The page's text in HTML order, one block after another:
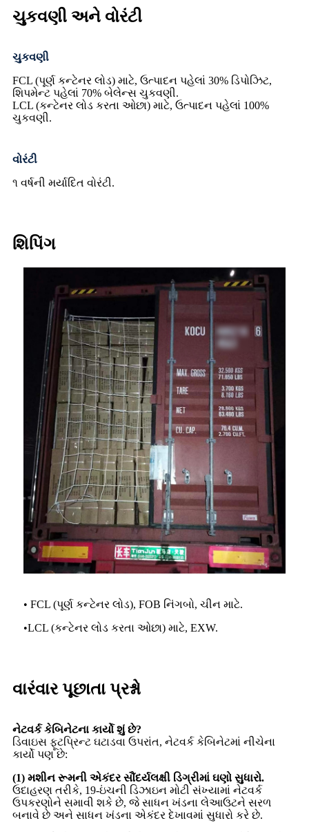
ચુકવણી અને વોરંટી
ચુકવણી
FCL (પૂર્ણ કન્ટેનર લોડ) માટે, ઉત્પાદન પહેલાં 30% ડિપોઝિટ,
શિપમેન્ટ પહેલાં 70% બેલેન્સ ચુકવણી.
LCL (કન્ટેનર લોડ કરતા ઓછા) માટે, ઉત્પાદન પહેલાં 100%
ચુકવણી.
વોરંટી
૧ વર્ષની મર્યાદિત વોરંટી.
શિપિંગ
• FCL (પૂર્ણ કન્ટેનર લોડ), FOB નિંગબો, ચીન માટે.
•LCL (કન્ટેનર લોડ કરતા ઓછા) માટે, EXW.
વારંવાર પૂછાતા પ્રશ્નો
નેટવર્ક કેબિનેટના કાર્યો શું છે?
ડિવાઇસ ફૂટપ્રિન્ટ ઘટાડવા ઉપરાંત, નેટવર્ક કેબિનેટમાં નીચેના
કાર્યો પણ છે:
(1) મશીન રૂમની એકંદર સૌંદર્યલક્ષી ડિગ્રીમાં ઘણો સુધારો.
ઉદાહરણ તરીકે, 19-ઇંચની ડિઝાઇન મોટી સંખ્યામાં નેટવર્ક
ઉપકરણોને સમાવી શકે છે, જે સાધન ખંડના લેઆઉટને સરળ
બનાવે છે અને સાધન ખંડના એકંદર દેખાવમાં સુધારો કરે છે.